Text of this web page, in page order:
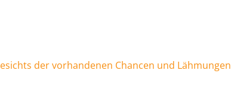
der vorhandenen Chancen und Lähmungen